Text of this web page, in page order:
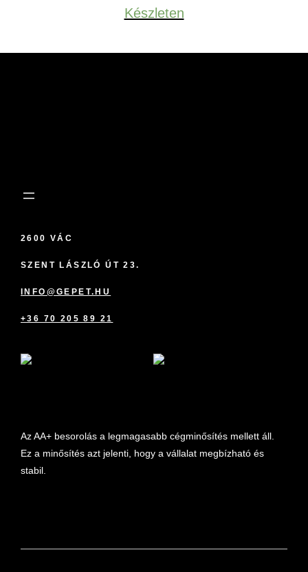
Készleten
2600 VÁC
SZENT LÁSZLÓ ÚT 23.
INFO@GEPET.HU
+36 70 205 89 21
Az AA+ besorolás a legmagasabb cégminősítés mellett áll.
Ez a minősítés azt jelenti, hogy a vállalat megbízható és
stabil.